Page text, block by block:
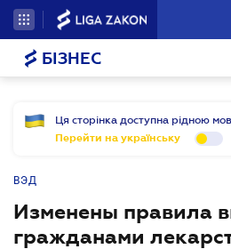
БІЗНЕС
Ця сторінка доступна рідною
Перейти на українську
ВЭД
Изменены правила
гражданами